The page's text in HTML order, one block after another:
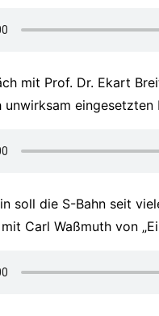
mit Prof. Dr. Ekart
eingesetzten
soll die S-Bahn seit
Carl Waßmuth von